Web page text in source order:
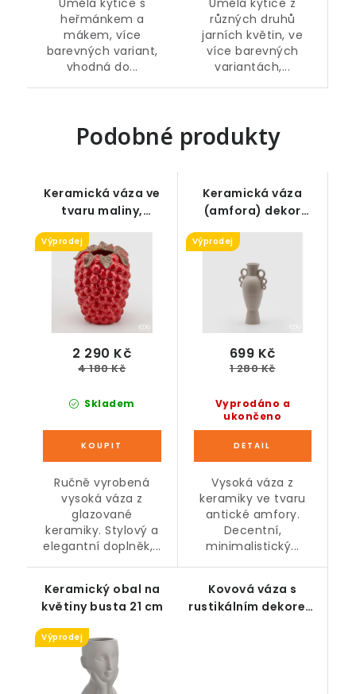
Umělá kytice s
heřmánkem a
mákem, více
barevných variant,
vhodná do...
různých druhů
jarních květin, ve
více barevných
variantách,...
Podobné produkty
Keramická váza ve
tvaru maliny,
červená, 34 cm
Výprodej
Skladem
2 290 Kč
4 180 Kč
Ručně vyrobená
vysoká váza z
glazované
keramiky. Stylový a
elegantní doplněk,...
Keramická váza
(amfora) dekor
antika, šedá
Výprodej
Vyprodáno a
ukončeno
699 Kč
1 280 Kč
Vysoká váza z
keramiky ve tvaru
antické amfory.
Decentní,
minimalistický...
Keramický obal na
květiny busta 21 cm
Výprodej
Kovová váza s
rustikálním dekorem